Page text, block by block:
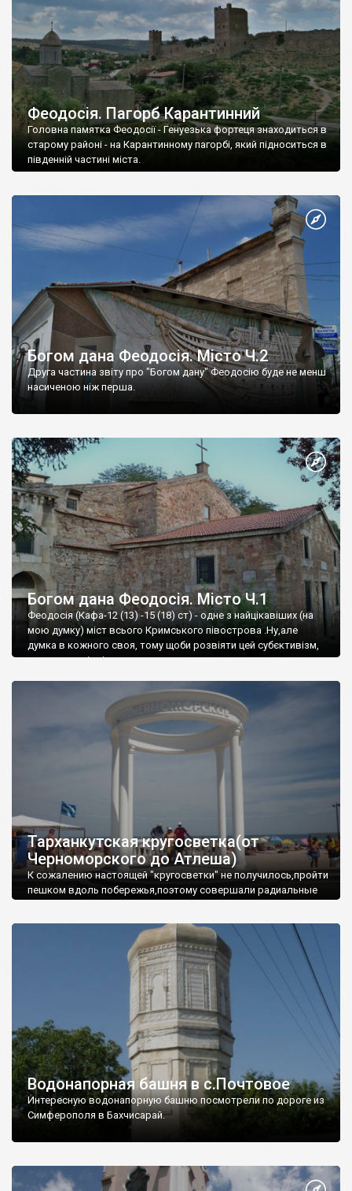
Феодосія. Пагорб Карантинний
Головна памятка Феодосії - Генуезька фортеця знаходиться в
старому районі - на Карантинному пагорбі, який підноситься в
південній частині міста.
Богом дана Феодосія. Місто Ч.2
Друга частина звіту про "Богом дану" Феодосію буде не менш
насиченою ніж перша.
Богом дана Феодосія. Місто Ч.1
Феодосія (Кафа-12 (13) -15 (18) ст) - одне з найцікавіших (на
мою думку) міст всього Кримського півострова .Ну,але
думка в кожного своя, тому щоби розвіяти цей субєктивізм,
запрошую відвідати це
Тарханкутская кругосветка(от
Черноморского до Атлеша)
К сожалению настоящей "кругосветки" не получилось,пройти
пешком вдоль побережья,поэтому совершали радиальные
Водонапорная башня в с.Почтовое
Интересную водонапорную башню посмотрели по дороге из
Симферополя в Бахчисарай.